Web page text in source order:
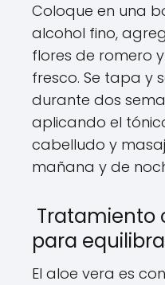
Coloque en una
alcohol fino,
flores de romero
fresco. Se tapa y
durante dos
aplicando el
cabelludo y
mañana y de
Tratamiento
para
El aloe vera es